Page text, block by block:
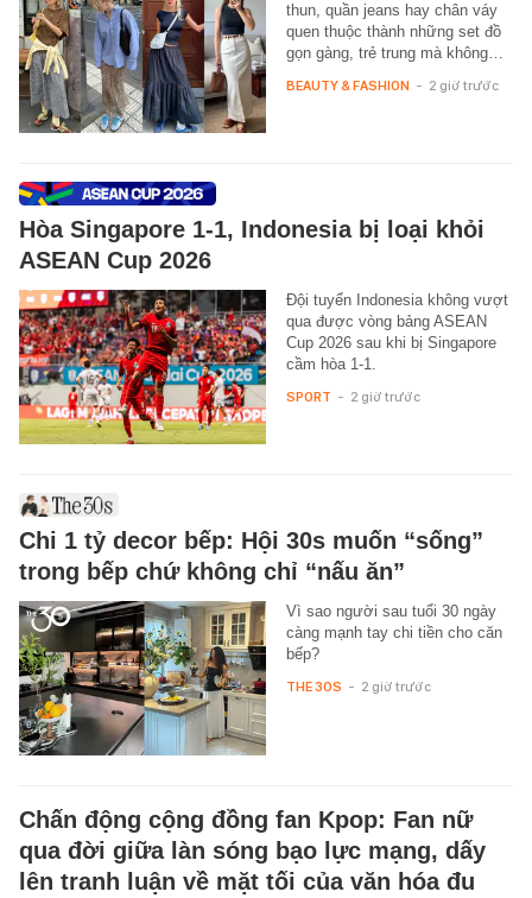
thun, quần jeans hay chân váy
quen thuộc thành những set đồ
gọn gàng, trẻ trung mà không…
BEAUTY & FASHION - 2 giờ trước
Hòa Singapore 1-1, Indonesia bị loại khỏi
ASEAN Cup 2026
Đội tuyển Indonesia không vượt
qua được vòng bảng ASEAN
Cup 2026 sau khi bị Singapore
cầm hòa 1-1.
SPORT - 2 giờ trước
Chi 1 tỷ decor bếp: Hội 30s muốn “sống”
trong bếp chứ không chỉ “nấu ăn”
Vì sao người sau tuổi 30 ngày
càng mạnh tay chi tiền cho căn
bếp?
THE 30S - 2 giờ trước
Chấn động cộng đồng fan Kpop: Fan nữ
qua đời giữa làn sóng bạo lực mạng, dấy
lên tranh luận về mặt tối của văn hóa đu